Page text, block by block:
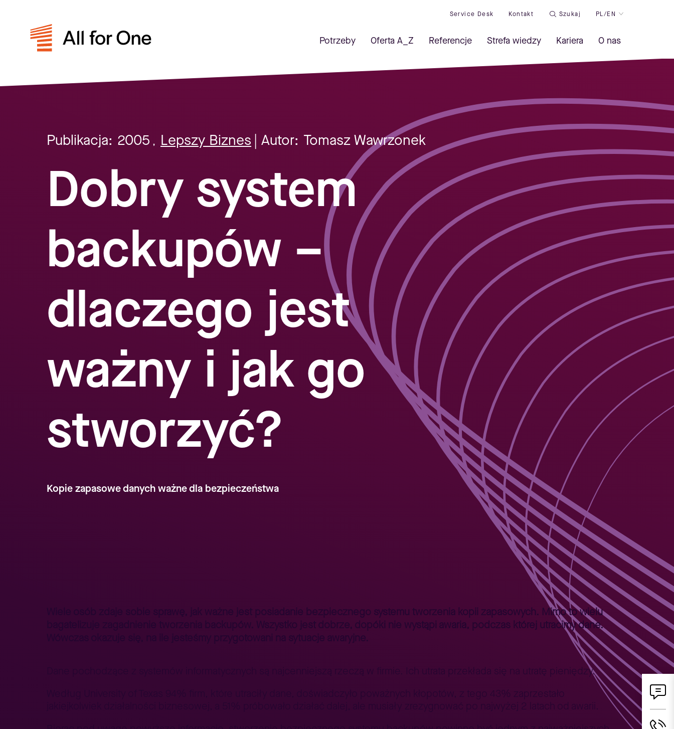
Service Desk Kontakt Szukaj PL/EN
Potrzeby Oferta A_Z Referencje Strefa wiedzy Kariera O nas
Publikacja: 2005 , Lepszy Biznes | Autor: Tomasz Wawrzonek
Dobry system
backupów –
dlaczego jest
ważny i jak go
stworzyć?
Kopie zapasowe danych ważne dla bezpieczeństwa
Wiele osób zdaje sobie sprawę, jak ważne jest posiadanie bezpiecznego systemu tworzenia kopii zapasowych. Mimo to wielu
bagatelizuje zagadnienie tworzenia backupów. Wszystko jest dobrze, dopóki nie wystąpi awaria, podczas której utracimy dane.
Wówczas okazuje się, na ile jesteśmy przygotowani na sytuacje awaryjne.
Dane pochodzące z systemów informatycznych są najcenniejszą rzeczą w firmie. Ich utrata przekłada się na utratę pieniędzy.
Według University of Texas 94% firm, które utraciły dane, doświadczyło poważnych kłopotów, z tego 43% zaprzestało
jakiejkolwiek działalności biznesowej, a 51% próbowało działać dalej, ale musiały zrezygnować po najwyżej 2 latach od awarii.